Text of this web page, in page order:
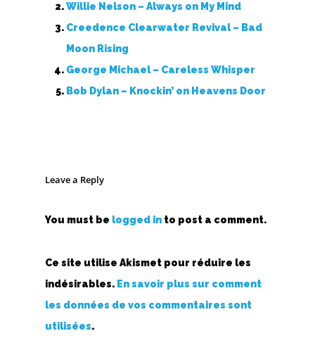
Willie Nelson – Always on My Mind
Creedence Clearwater Revival – Bad
Moon Rising
George Michael – Careless Whisper
Bob Dylan – Knockin’ on Heavens Door
Leave a Reply
You must be logged in to post a comment.
Ce site utilise Akismet pour réduire les
indésirables. En savoir plus sur comment
les données de vos commentaires sont
utilisées.